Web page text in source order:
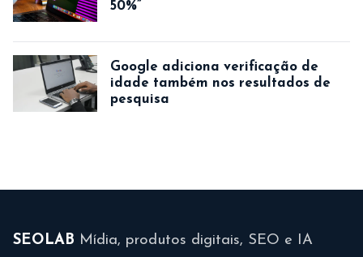
50%”
Google adiciona verificação de
idade também nos resultados de
pesquisa
SEOLAB Mídia, produtos digitais, SEO e IA